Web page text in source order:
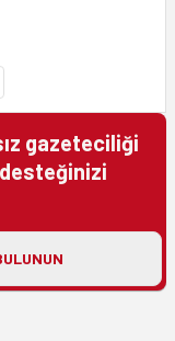
gazeteciliği